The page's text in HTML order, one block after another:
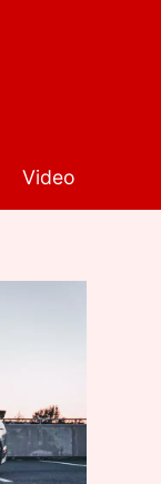
Video